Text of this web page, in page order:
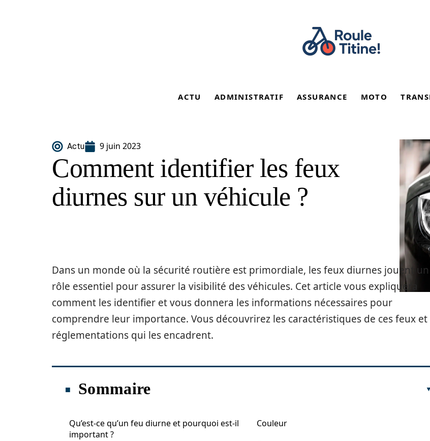
ACTU ADMINISTRATIF ASSURANCE MOTO
Actu 9 juin 2023
Comment identifier les feux
diurnes sur un véhicule ?
Dans un monde où la sécurité routière est primordiale, les feux diurnes jouent un
rôle essentiel pour assurer la visibilité des véhicules. Cet article vous expliquera
comment les identifier et vous donnera les informations nécessaires pour
comprendre leur importance. Vous découvrirez les caractéristiques de ces feux et
réglementations qui les encadrent.
Sommaire
Qu’est-ce qu’un feu diurne et pourquoi est-il
important ?
Couleur